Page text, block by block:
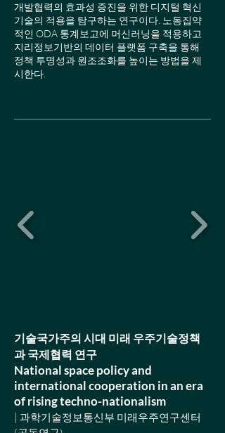
개발협력의 효과성 증진을 위한 디지털 혁신
기술의 적용을 탐구하는 연구이다. 노동집약
적인 ODA 통계보고에 머신러닝을 적용하고
지리정보기반의 데이터 플랫폼 구축을 통해
정책 투명성과 원조조화를 높이는 방법을 제
시한다.
기술국가주의 시대 미래 우주기술정책
과 국제협력 연구
National space policy and
international cooperation in an era
of rising techno-nationalism
| 과학기술정보통신부 미래우주연구센터